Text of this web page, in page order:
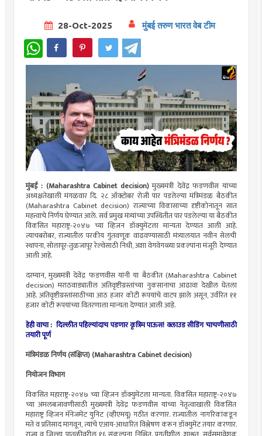
28-Oct-2025 मुंबई तरुण भारत वेब टीम
WhatsApp
मुंबई : (Maharashtra Cabinet decision)मुख्यमंत्री देवेंद्र फडणवीस यांच्या
अध्यक्षतेखाली मंगळवार दि. २८ ऑक्टोबर रोजी पार पडलेल्या मंत्रिमंडळ बैठकीत
(Maharashtra Cabinet decision) राज्याच्या विकासाच्या दृष्टीकोनातून सात
महत्त्वाचे निर्णय घेण्यात आले. सर्व प्रमुख मंत्र्यांच्या उपस्थितीत पार पडलेल्या या बैठकीत
विकसित महाराष्ट्र-२०४७ च्या व्हिजन डॉक्युमेंटला मान्यता देण्यात आली आहे.
त्याचबरोबर, राज्यातील परकीय गुंतवणूक वाढवण्यासाठी मंत्र्यालयात नवीन सेलची
स्थापना, सोलापूर-तुळजापूर रेल्वेसाठी निधी, अशा वेगवेगळ्या प्रकल्पांना मंजूरी देण्यात
आली आहे.
दरम्यान, मुख्यमंत्री देवेंद्र फडणवीस यांनी या बैठकीत (Maharashtra Cabinet
decision) मराठवाड्यातील अतिवृष्टीग्रस्तांच्या नुकसानाचा आढावा देखील घेतला
आहे. अतिवृष्टीग्रस्तांसाठीच्या आठ हजार कोटी रूपयांचे वाटप झाले असून, उर्वरित ११
हजार कोटी रूपयांच्या वितरणाला मान्यता देण्यात आली आहे.
हेही वाचा : दिल्लीत पहिल्यांदाच पडणार कृत्रिम पाऊस! क्लाउड सीडिंग चाचणीसाठी
तयारी पूर्ण
मंत्रिमंडळ निर्णय (संक्षिप्त) (Maharashtra Cabinet decision)
नियोजन विभाग
विकसित महाराष्ट्र-२०४७ च्या व्हिजन डॉक्युमेंटला मान्यता. विकसित महाराष्ट्र-२०४७
च्या अंमलबजावणीसाठी मुख्यमंत्री देवेंद्र फडणवीस यांच्या नेतृत्वाखाली विकसित
महाराष्ट्र व्हिजन मॅनेजमेंट युनिट (व्हीएमयू) गठीत करणार. राज्यातील नागरिकांकडून
मते व प्रतिसाद मागवून, त्यांचे एआय-आधारित विश्लेषण करून डॉक्युमेंट तयार करणार.